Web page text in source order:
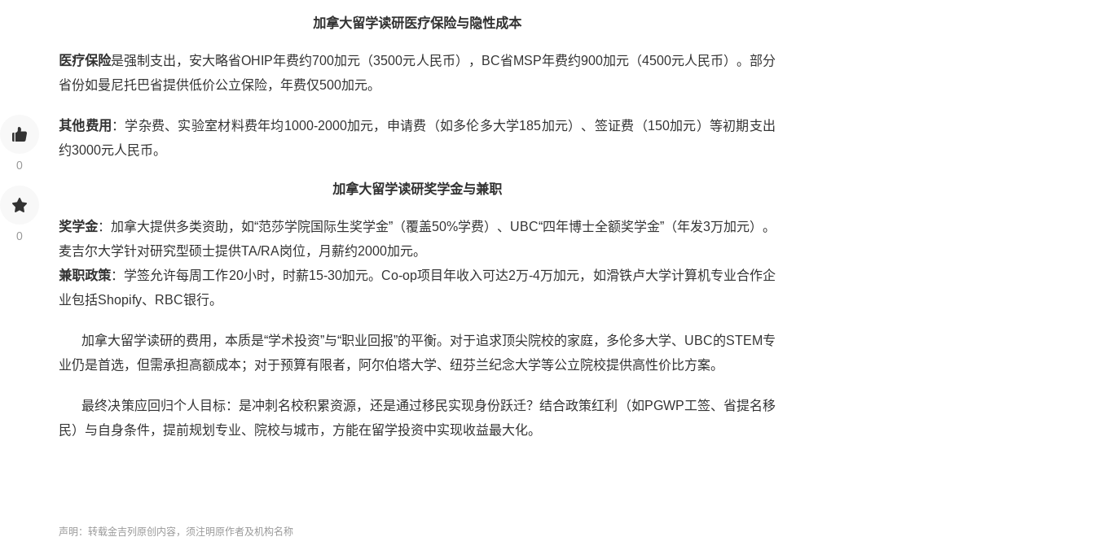
0
0
加拿大留学读研医疗保险与隐性成本
医疗保险是强制支出，安大略省OHIP年费约700加元（3500元人民币），BC省MSP年费约900加元（4500元人民币）。部分
省份如曼尼托巴省提供低价公立保险，年费仅500加元。
其他费用 ：学杂费、实验室材料费年均1000-2000加元，申请费（如多伦多大学185加元）、签证费（150加元）等初期支出
约3000元人民币。
加拿大留学读研奖学金与兼职
奖学金：加拿大提供多类资助，如“范莎学院国际生奖学金”（覆盖50%学费）、UBC“四年博士全额奖学金”（年发3万加元）。
麦吉尔大学针对研究型硕士提供TA/RA岗位，月薪约2000加元。
兼职政策：学签允许每周工作20小时，时薪15-30加元。Co-op项目年收入可达2万-4万加元，如滑铁卢大学计算机专业合作企
业包括Shopify、RBC银行。
加拿大留学读研的费用，本质是“学术投资”与“职业回报”的平衡。对于追求顶尖院校的家庭，多伦多大学、UBC的STEM专
业仍是首选，但需承担高额成本；对于预算有限者，阿尔伯塔大学、纽芬兰纪念大学等公立院校提供高性价比方案。
最终决策应回归个人目标：是冲刺名校积累资源，还是通过移民实现身份跃迁？结合政策红利（如PGWP工签、省提名移
民）与自身条件，提前规划专业、院校与城市，方能在留学投资中实现收益最大化。
声明：转载金吉列原创内容，须注明原作者及机构名称